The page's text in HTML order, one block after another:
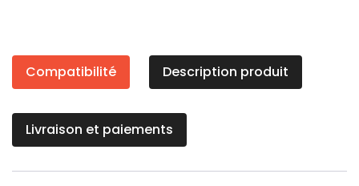
Compatibilité Description produit
Livraison et paiements